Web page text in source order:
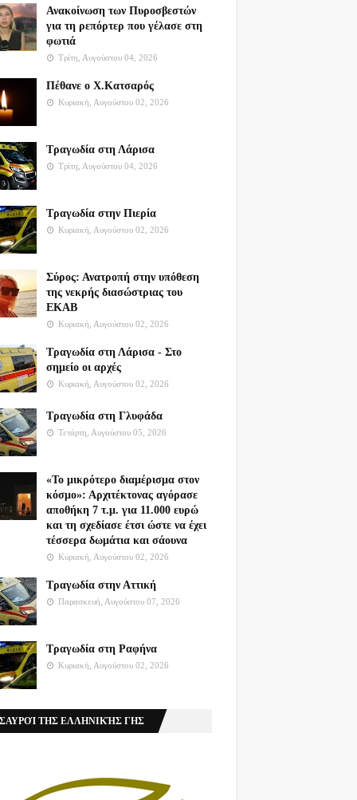
Ανακοίνωση των Πυροσβεστών
για τη ρεπόρτερ που γέλασε στη
φωτιά
Τρίτη, Αυγούστου 04, 2026
Πέθανε ο Χ.Κατσαρός
Κυριακή, Αυγούστου 02, 2026
Τραγωδία στη Λάρισα
Τρίτη, Αυγούστου 04, 2026
Τραγωδία στην Πιερία
Κυριακή, Αυγούστου 02, 2026
Σύρος: Ανατροπή στην υπόθεση
της νεκρής διασώστριας του
ΕΚΑΒ
Κυριακή, Αυγούστου 02, 2026
Τραγωδία στη Λάρισα - Στο
σημείο οι αρχές
Κυριακή, Αυγούστου 02, 2026
Τραγωδία στη Γλυφάδα
Τετάρτη, Αυγούστου 05, 2026
«Το μικρότερο διαμέρισμα στον
κόσμο»: Αρχιτέκτονας αγόρασε
αποθήκη 7 τ.μ. για 11.000 ευρώ
και τη σχεδίασε έτσι ώστε να έχει
τέσσερα δωμάτια και σάουνα
Κυριακή, Αυγούστου 02, 2026
Τραγωδία στην Αττική
Παρασκευή, Αυγούστου 07, 2026
Τραγωδία στη Ραφήνα
Κυριακή, Αυγούστου 02, 2026
ΤΗΣ ΕΛΛΗΝΙΚΉΣ ΓΗΣ